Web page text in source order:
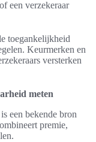
een verzekeraar
toegankelijkheid
Keurmerken en
versterken
meten
een bekende bron
premie,